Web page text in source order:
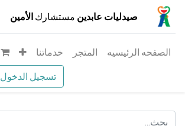
صيدليات عابدين مستشارك الأمين
تسجيل الدخول
الصفحه الرئيسيه المتجر خدماتنا